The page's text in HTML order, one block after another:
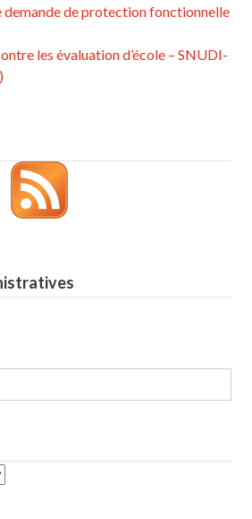
demande de protection fonctionnelle
les évaluation d’école – SNUDI-